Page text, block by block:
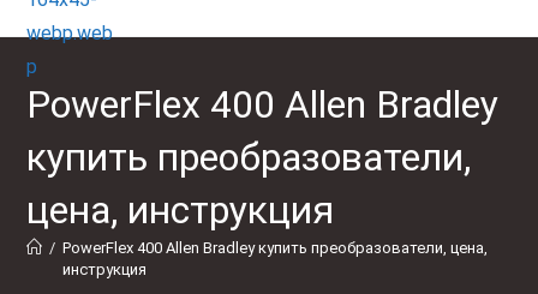
PowerFlex 400 Allen Bradley
купить преобразователи,
цена, инструкция
/ PowerFlex 400 Allen Bradley купить преобразователи, цена,
инструкция